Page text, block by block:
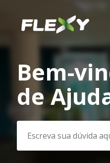
Pesquisa
Bem-
de